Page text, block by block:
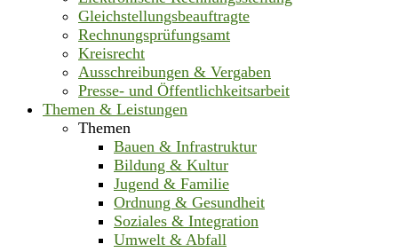
Gleichstellungsbeauftragte
Rechnungsprüfungsamt
Kreisrecht
Ausschreibungen & Vergaben
Presse- und Öffentlichkeitsarbeit
Themen & Leistungen
Themen
Bauen & Infrastruktur
Bildung & Kultur
Jugend & Familie
Ordnung & Gesundheit
Soziales & Integration
Umwelt & Abfall